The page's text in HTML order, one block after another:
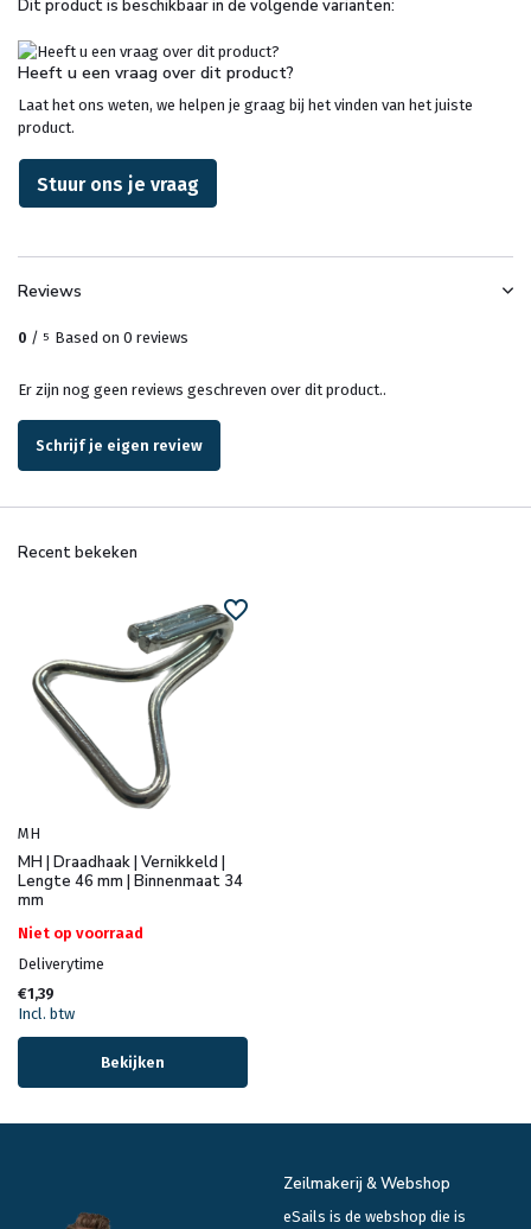
Dit product is beschikbaar in de volgende varianten:
Heeft u een vraag over dit product?
Laat het ons weten, we helpen je graag bij het vinden van het juiste
product.
Stuur ons je vraag
Reviews
0 / 5 Based on 0 reviews
Er zijn nog geen reviews geschreven over dit product..
Schrijf je eigen review
Recent bekeken
MH
MH | Draadhaak | Vernikkeld |
Lengte 46 mm | Binnenmaat 34
mm
Niet op voorraad
Deliverytime
€1,39
Incl. btw
Bekijken
Zeilmakerij & Webshop
eSails is de webshop die is